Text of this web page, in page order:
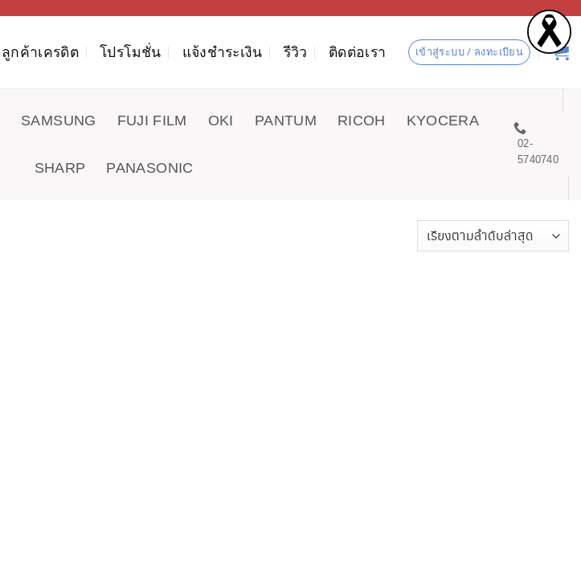
ลูกค้าเครดิต โปรโมชั่น แจ้งชำระเงิน รีวิว ติดต่อเรา เข้าสู่ระบบ / ลงทะเบียน
SAMSUNG FUJI FILM OKI PANTUM RICOH KYOCERA
SHARP PANASONIC
02-
5740740